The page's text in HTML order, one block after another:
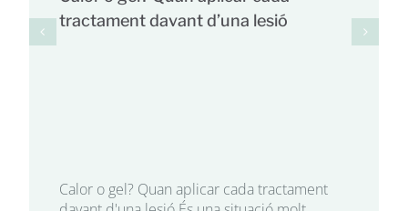
tractament davant d’una lesió
Calor o gel? Quan aplicar cada tractament